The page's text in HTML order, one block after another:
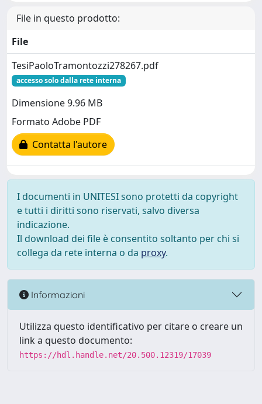
File in questo prodotto:
File
TesiPaoloTramontozzi278267.pdf
accesso solo dalla rete interna
Dimensione 9.96 MB
Formato Adobe PDF
Contatta l'autore
I documenti in UNITESI sono protetti da copyright
e tutti i diritti sono riservati, salvo diversa
indicazione.
Il download dei file è consentito soltanto per chi si
collega da rete interna o da proxy.
Informazioni
Utilizza questo identificativo per citare o creare un
link a questo documento:
https://hdl.handle.net/20.500.12319/17039